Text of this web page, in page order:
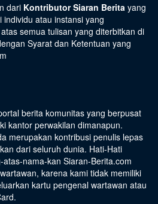
dari Kontributor Siaran Berita yang
atau instansi yang
semua tulisan yang diterbitkan di
Syarat dan Ketentuan yang
berita komunitas yang berpusat
kantor perwakilan dimanapun.
merupakan kontribusi penulis lepas
dari seluruh dunia. Hati-Hati
nama-kan Siaran-Berita.com
karena kami tidak memiliki
kartu pengenal wartawan atau